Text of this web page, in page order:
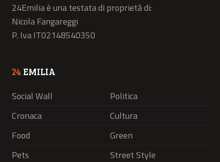
24Emilia è una testata di proprietà di:
Nicola Fangareggi
P. Iva IT02148540350
24 EMILIA
Social Wall
Politica
Cronaca
Cultura
Food
Green
Pets
Street Style